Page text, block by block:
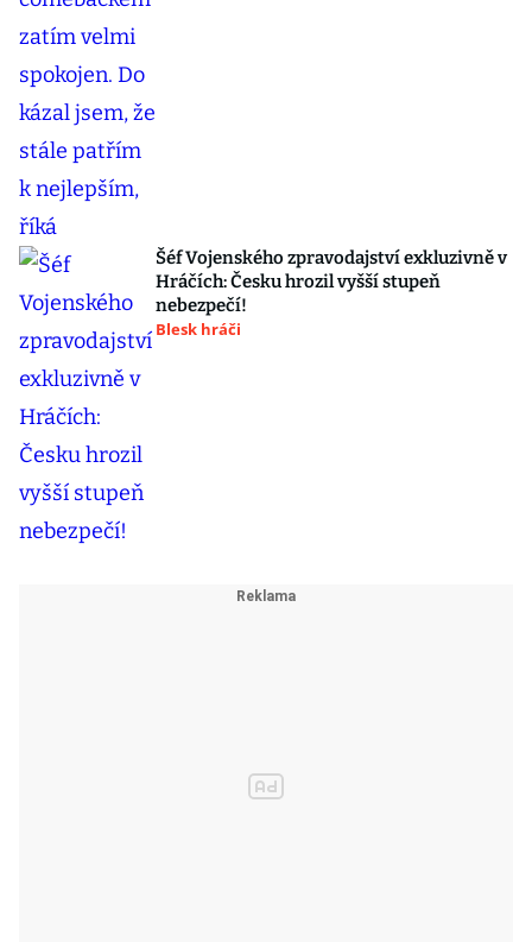
Šéf Vojenského zpravodajství exkluzivně v
Hráčích: Česku hrozil vyšší stupeň
nebezpečí!
Blesk hráči